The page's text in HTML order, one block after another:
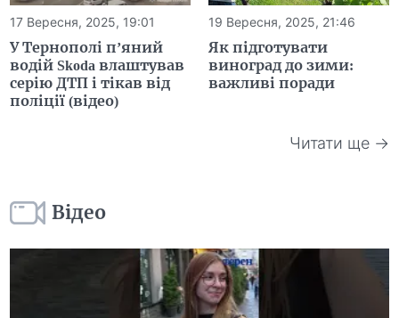
17 Вересня, 2025, 19:01
У Тернополі п’яний
водій Skoda влаштував
серію ДТП і тікав від
поліції (відео)
19 Вересня, 2025, 21:46
Як підготувати
виноград до зими:
важливі поради
Читати ще →
Відео